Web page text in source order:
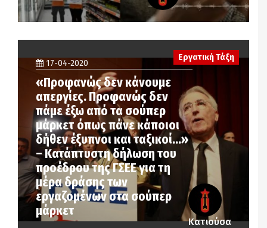
Εργατική Τάξη
17-04-2020
«Προφανώς δεν κάνουμε
απεργίες. Προφανώς δεν
πάμε έξω από τα σούπερ
μάρκετ όπως πάνε κάποιοι
δήθεν έξυπνοι και ταξικοί…»
– Κατάπτυστη δήλωση του
προέδρου της ΓΣΕΕ για τη
μέρα δράσης των
εργαζομένων στα σούπερ
μάρκετ
Κατιούσα